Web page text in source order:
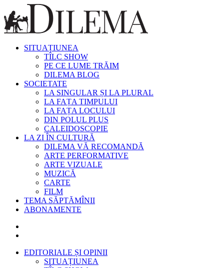
SITUAȚIUNEA
TÎLC SHOW
PE CE LUME TRĂIM
DILEMA BLOG
SOCIETATE
LA SINGULAR ȘI LA PLURAL
LA FAȚA TIMPULUI
LA FAȚA LOCULUI
DIN POLUL PLUS
CALEIDOSCOPIE
LA ZI ÎN CULTURĂ
DILEMA VĂ RECOMANDĂ
ARTE PERFORMATIVE
ARTE VIZUALE
MUZICĂ
CARTE
FILM
TEMA SĂPTĂMÎNII
ABONAMENTE
EDITORIALE ȘI OPINII
SITUAȚIUNEA